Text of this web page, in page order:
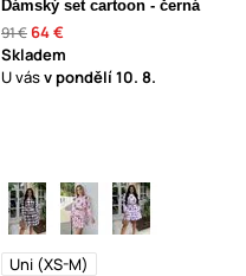
Dámský set cartoon - černá
91 € 64 €
Skladem
U vásv pondělí10. 8.
Uni (XS-M)